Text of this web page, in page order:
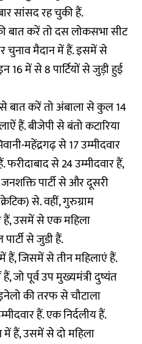
सांसद रह चुकी हैं.
बात करें तो दस लोकसभा सीट
चुनाव मैदान में हैं. इसमें से
16 में से 8 पार्टियों से जुड़ी हुई
बात करें तो अंबाला से कुल 14
हैं. बीजेपी से बंतो कटारिया
महेंद्रगढ़ से 17 उम्मीदवार
से 24 उम्मीदवार हैं,
पार्टी से और दूसरी
से. वहीं, गुरुग्राम
हैं, उसमें से एक महिला
से जुडी हैं.
हैं, जिसमें से तीन महिलाएं हैं.
जो पूर्व उप मुख्यमंत्री दुष्यंत
की तरफ से चौटाला
हैं. एक निर्दलीय हैं.
में हैं, उसमें से दो महिला